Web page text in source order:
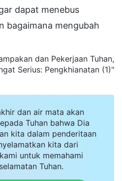
dapat menebus
bagaimana mengubah
dan Pekerjaan Tuhan,
Serius: Pengkhianatan (1)"
dan air mata akan
Tuhan bahwa Dia
kita dalam penderitaan
kita dari
untuk memahami
Tuhan.